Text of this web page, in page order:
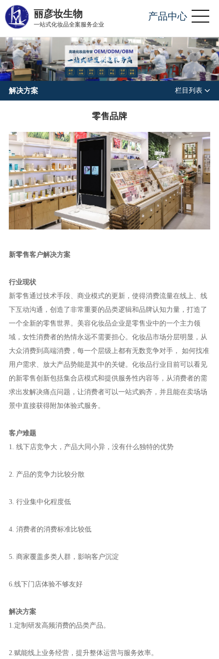
丽彦妆生物
一站式化妆品全案服务企业
产品中心
解决方案
解决方案 栏目列表
零售品牌
新零售客户解决方案
行业现状
新零售通过技术手段、商业模式的更新，使得消费流量在线上、线
下互动沟通，创造了非常重要的品类逻辑和品牌认知力量，打造了
一个全新的零售世界。美容化妆品企业是零售业中的一个主力领
域，女性消费者的热情永远不需要担心。化妆品市场分层明显，从
大众消费到高端消费，每一个层级上都有无数竞争对手， 如何找准
用户需求、放大产品势能是其中的关键。化妆品行业目前可以看见
的新零售创新包括集合店模式和提供服务性内容等，从消费者的需
求出发解决痛点问题，让消费者可以一站式购齐，并且能在卖场场
景中直接获得附加体验式服务。
客户难题
1. 线下店竞争大，产品大同小异，没有什么独特的优势
2. 产品的竞争力比较分散
3. 行业集中化程度低
4. 消费者的消费标准比较低
5. 商家覆盖多类人群，影响客户沉淀
6.线下门店体验不够友好
解决方案
1.定制研发高频消费的品类产品。
2.赋能线上业务经营，提升整体运营与服务效率。